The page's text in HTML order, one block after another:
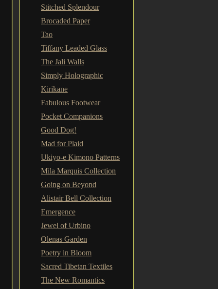
Stitched Splendour
Brocaded Paper
Tao
Tiffany Leaded Glass
The Jali Walls
Simply Holographic
Kirikane
Fabulous Footwear
Pocket Companions
Good Dog!
Mad for Plaid
Ukiyo-e Kimono Patterns
Mila Marquis Collection
Going on Beyond
Alistair Bell Collection
Emergence
Jewel of Urbino
Olenas Garden
Poetry in Bloom
Sacred Tibetan Textiles
The New Romantics